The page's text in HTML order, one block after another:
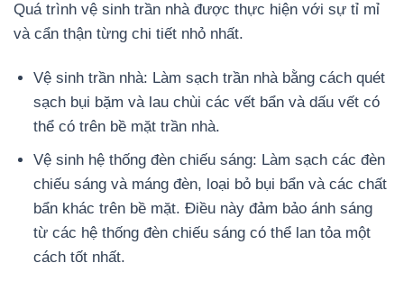
Quá trình vệ sinh trần nhà được thực hiện với sự tỉ mỉ
và cẩn thận từng chi tiết nhỏ nhất.
Vệ sinh trần nhà: Làm sạch trần nhà bằng cách quét
sạch bụi bặm và lau chùi các vết bẩn và dấu vết có
thể có trên bề mặt trần nhà.
Vệ sinh hệ thống đèn chiếu sáng: Làm sạch các đèn
chiếu sáng và máng đèn, loại bỏ bụi bẩn và các chất
bẩn khác trên bề mặt. Điều này đảm bảo ánh sáng
từ các hệ thống đèn chiếu sáng có thể lan tỏa một
cách tốt nhất.